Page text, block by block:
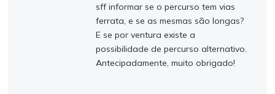
sff informar se o percurso tem vias
ferrata, e se as mesmas são longas?
E se por ventura existe a
possibilidade de percurso alternativo.
Antecipadamente, muito obrigado!